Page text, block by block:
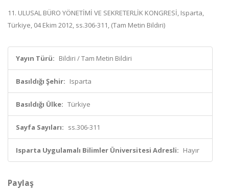
11. ULUSAL BÜRO YÖNETİMİ VE SEKRETERLİK KONGRESİ, Isparta,
Türkiye, 04 Ekim 2012, ss.306-311, (Tam Metin Bildiri)
Yayın Türü: Bildiri / Tam Metin Bildiri
Basıldığı Şehir: Isparta
Basıldığı Ülke: Türkiye
Sayfa Sayıları: ss.306-311
Isparta Uygulamalı Bilimler Üniversitesi Adresli: Hayır
Paylaş